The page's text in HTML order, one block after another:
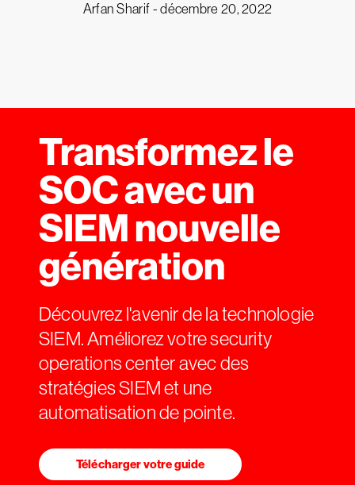
Arfan Sharif -décembre 20, 2022
Transformez le
SOC avec un
SIEM nouvelle
génération
Découvrez l'avenir de la technologie
SIEM. Améliorez votre security
operations center avec des
stratégies SIEM et une
automatisation de pointe.
Télécharger votre guide